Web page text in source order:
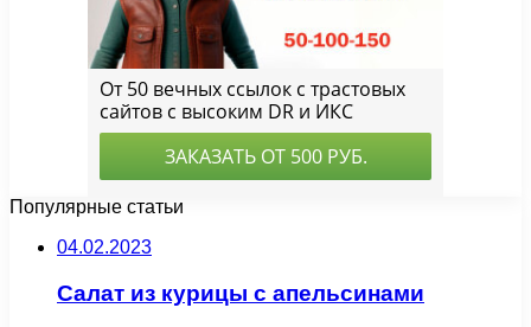
Популярные статьи
04.02.2023
Салат из курицы с апельсинами